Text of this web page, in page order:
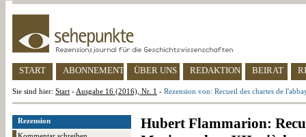
START ABONNEMENT ÜBER UNS REDAKTION BEIRAT
Sie sind hier: Start - Ausgabe 16 (2016), Nr. 1 - Rezension von: Recueil des chartes de
Rezension
Hubert Flammarion: